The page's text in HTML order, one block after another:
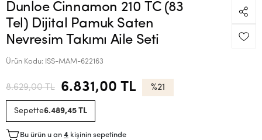
Dunloe Cinnamon 210 TC (83
Tel) Dijital Pamuk Saten
Nevresim Takımı Aile Seti
Ürün Kodu: ISS-MAM-622163
8.629,00 TL 6.831,00 TL %21
Sepette6.489,45 TL
Bu ürün u an 4 kişinin sepetinde